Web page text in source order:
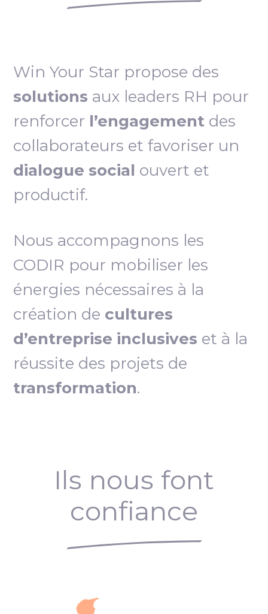
Win Your Star propose des
solutions aux leaders RH pour
renforcer l’engagement des
collaborateurs et favoriser un
dialogue social ouvert et
productif.
Nous accompagnons les
CODIR pour mobiliser les
énergies nécessaires à la
création de cultures
d’entreprise inclusives et à la
réussite des projets de
transformation.
Ils nous font
confiance